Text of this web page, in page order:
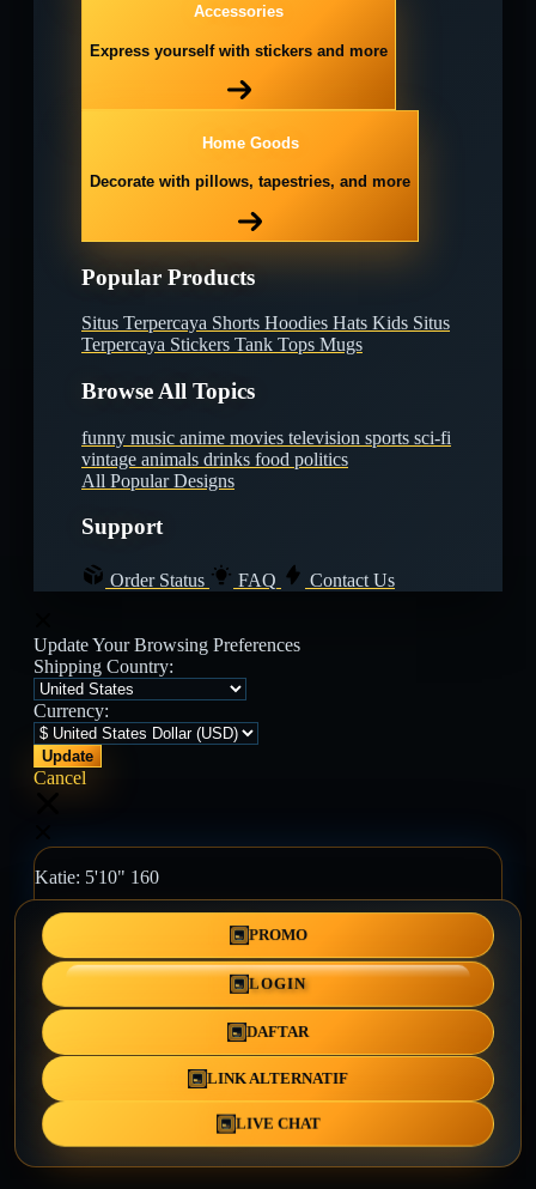
Accessories
Express yourself with stickers and more
Home Goods
Decorate with pillows, tapestries, and more
Popular Products
Situs Terpercaya Shorts Hoodies Hats Kids Situs
Terpercaya Stickers Tank Tops Mugs
Browse All Topics
funny music anime movies television sports sci-fi
vintage animals drinks food politics
All Popular Designs
Support
Order Status FAQ Contact Us
Update Your Browsing Preferences
Shipping Country:
Currency:
Cancel
Katie: 5'10" 160
Select your person:
Male Female
Height
Short
Weight
Slim
View Size Chart
PROMO
LOGIN
DAFTAR
LINK ALTERNATIF
LIVE CHAT